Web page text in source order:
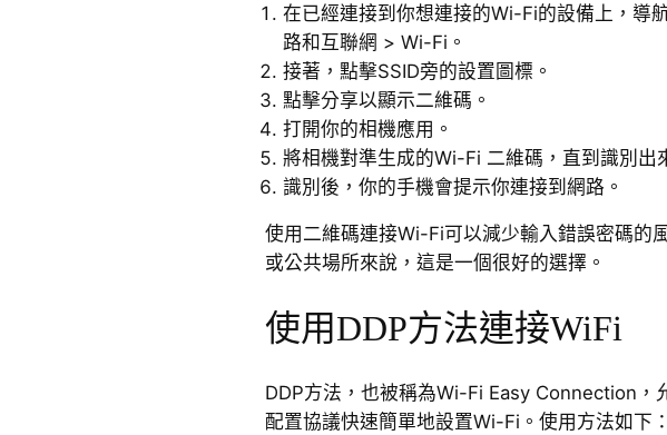
在已經連接到你想連接的Wi-Fi的設備上，導
路和互聯網 > Wi-Fi。
接著，點擊SSID旁的設置圖標。
點擊分享以顯示二維碼。
打開你的相機應用。
將相機對準生成的Wi-Fi 二維碼，直到識別出
識別後，你的手機會提示你連接到網路。
使用二維碼連接Wi-Fi可以減少輸入錯誤密碼的
或公共場所來說，這是一個很好的選擇。
使用DDP方法連接WiFi
DDP方法，也被稱為Wi-Fi Easy Connection，
配置協議快速簡單地設置Wi-Fi。使用方法如下：